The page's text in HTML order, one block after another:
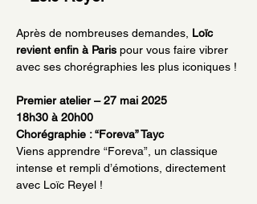
Après de nombreuses demandes, Loïc
revient enfin à Paris pour vous faire vibrer
avec ses chorégraphies les plus iconiques !
Premier atelier – 27 mai 2025
18h30 à 20h00
Chorégraphie : “Foreva” Tayc
Viens apprendre “Foreva”, un classique
intense et rempli d’émotions, directement
avec Loïc Reyel !